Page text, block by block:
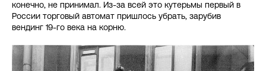
конечно, не принимал. Из-за всей это кутерьмы первый в
России торговый автомат пришлось убрать, зарубив
вендинг 19-го века на корню.